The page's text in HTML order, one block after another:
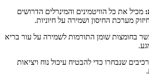
מכיל את כל הוויטמינים והמינרלים הדרושים
מערכת החיסון ושמירה על חיוניות.
בחומצות שומן התורמות לשמירה על עור בריא
רכיבים שנבחרו כדי להבטיח עיכול נוח ויציאות